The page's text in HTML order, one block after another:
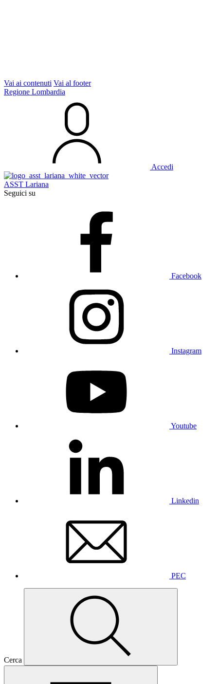
Vai ai contenuti Vai al footer
Regione Lombardia
Accedi
ASST Lariana
Seguici su
Facebook
Instagram
Youtube
Linkedin
PEC
Cerca